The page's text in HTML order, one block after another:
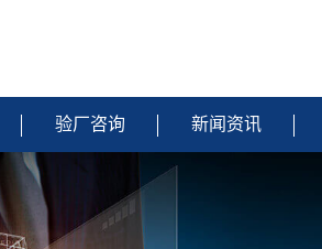
验厂咨询 新闻资讯